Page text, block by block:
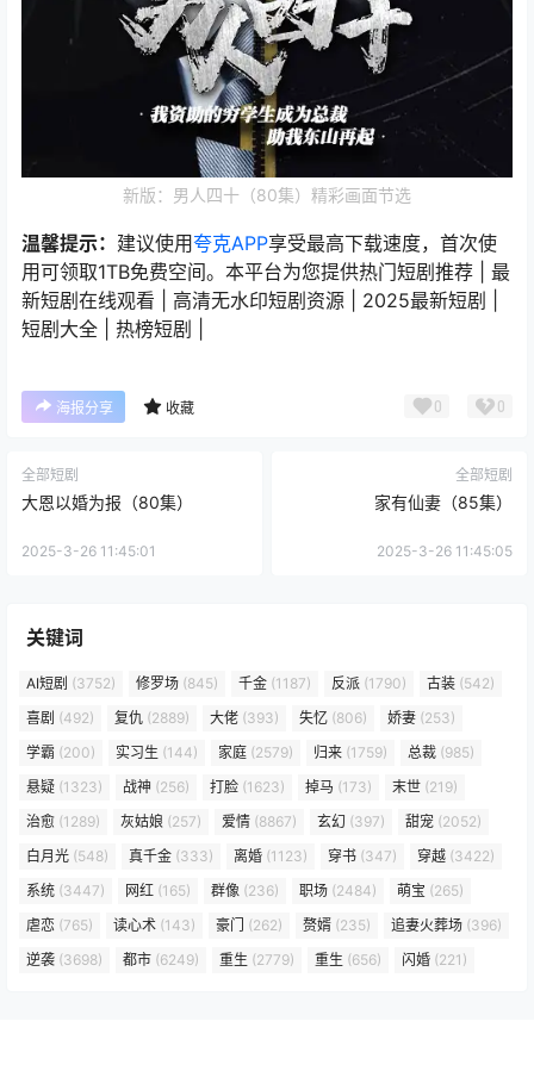
新版：男人四十（80集）精彩画面节选
温馨提示： 建议使用夸克APP享受最高下载速度，首次使
用可领取1TB免费空间。本平台为您提供热门短剧推荐 | 最
新短剧在线观看 | 高清无水印短剧资源 | 2025最新短剧 |
短剧大全 | 热榜短剧 |
海报分享 收藏 0 0
全部短剧
大恩以婚为报（80集）
2025-3-26 11:45:01
全部短剧
家有仙妻（85集）
2025-3-26 11:45:05
关键词
AI短剧 (3752) 修罗场 (845) 千金 (1187) 反派 (1790) 古装 (542)
喜剧 (492) 复仇 (2889) 大佬 (393) 失忆 (806) 娇妻 (253)
学霸 (200) 实习生 (144) 家庭 (2579) 归来 (1759) 总裁 (985)
悬疑 (1323) 战神 (256) 打脸 (1623) 掉马 (173) 末世 (219)
治愈 (1289) 灰姑娘 (257) 爱情 (8867) 玄幻 (397) 甜宠 (2052)
白月光 (548) 真千金 (333) 离婚 (1123) 穿书 (347) 穿越 (3422)
系统 (3447) 网红 (165) 群像 (236) 职场 (2484) 萌宝 (265)
虐恋 (765) 读心术 (143) 豪门 (262) 赘婿 (235) 追妻火葬场 (396)
逆袭 (3698) 都市 (6249) 重生 (2779) 重生 (656) 闪婚 (221)